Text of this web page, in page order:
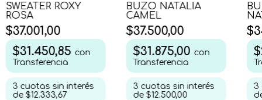
SWEATER ROXY
ROSA
$37.001,00
$31.450,85 con
Transferencia
3 cuotas sin interés
de $12.333,67
BUZO NATALIA
CAMEL
$37.500,00
$31.875,00 con
Transferencia
3 cuotas sin interés
de $12.500,00
3